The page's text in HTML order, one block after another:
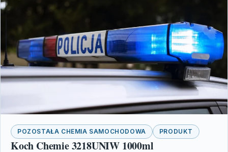
POZOSTAŁA CHEMIA SAMOCHODOWA PRODUKT
Koch Chemie 3218UNIW 1000ml